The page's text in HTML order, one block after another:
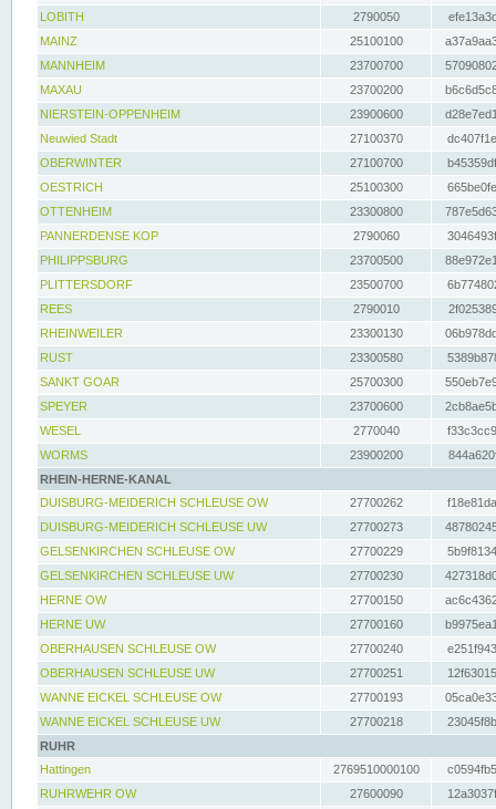
LOBITH
2790050
MAINZ
25100100
MANNHEIM
23700700
MAXAU
23700200
NIERSTEIN-OPPENHEIM
23900600
Neuwied Stadt
27100370
OBERWINTER
27100700
OESTRICH
25100300
OTTENHEIM
23300800
PANNERDENSE KOP
2790060
PHILIPPSBURG
23700500
PLITTERSDORF
23500700
REES
2790010
RHEINWEILER
23300130
RUST
23300580
SANKT GOAR
25700300
SPEYER
23700600
WESEL
2770040
WORMS
23900200
RHEIN-HERNE-KANAL
DUISBURG-MEIDERICH SCHLEUSE OW
27700262
DUISBURG-MEIDERICH SCHLEUSE UW
27700273
GELSENKIRCHEN SCHLEUSE OW
27700229
GELSENKIRCHEN SCHLEUSE UW
27700230
HERNE OW
27700150
HERNE UW
27700160
OBERHAUSEN SCHLEUSE OW
27700240
OBERHAUSEN SCHLEUSE UW
27700251
WANNE EICKEL SCHLEUSE OW
27700193
WANNE EICKEL SCHLEUSE UW
27700218
RUHR
Hattingen
2769510000100
RUHRWEHR OW
27600090